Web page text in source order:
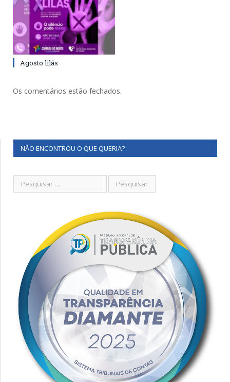
Agosto lilás
Os comentários estão fechados.
NÃO ENCONTROU O QUE QUERIA?